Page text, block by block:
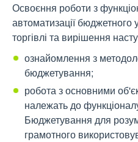
Освоєння роботи з
автоматизації бюджетного
торгівлі та вирішення
ознайомлення з
бюджетування;
робота з основними
належать до
Бюджетування для
грамотного